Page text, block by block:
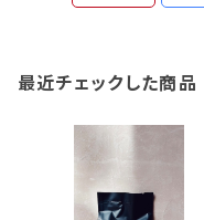
最近チェックした商品